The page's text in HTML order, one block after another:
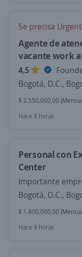
Se precisa
Agente de
vacante work
4,5
Bogotá, D.C.,
$ 2.550.000,00
Hace 8 horas
Personal con
Center
Importante
Bogotá, D.C.,
$ 1.800.000,00
Hace 9 horas